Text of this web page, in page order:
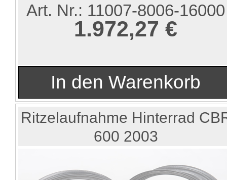
Art. Nr.: 11007-8006-16000
1.972,27 €
Ritzelaufnahme Hinterrad
600 2003